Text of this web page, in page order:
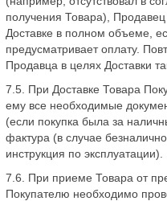
получения Товара),
Доставке в полном объеме,
предусматривает оплату.
Продавца в целях Доставки
7.5. При Доставке Товара
ему все необходимые
(если покупка была за
фактура (в случае
инструкция по эксплуатации).
7.6. При приеме Товара от
Покупателю необходимо